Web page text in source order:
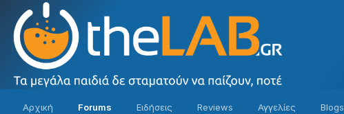
Αρχική Forums Ειδήσεις Reviews Αγγελίες Blogs